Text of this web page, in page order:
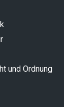
und Ordnung